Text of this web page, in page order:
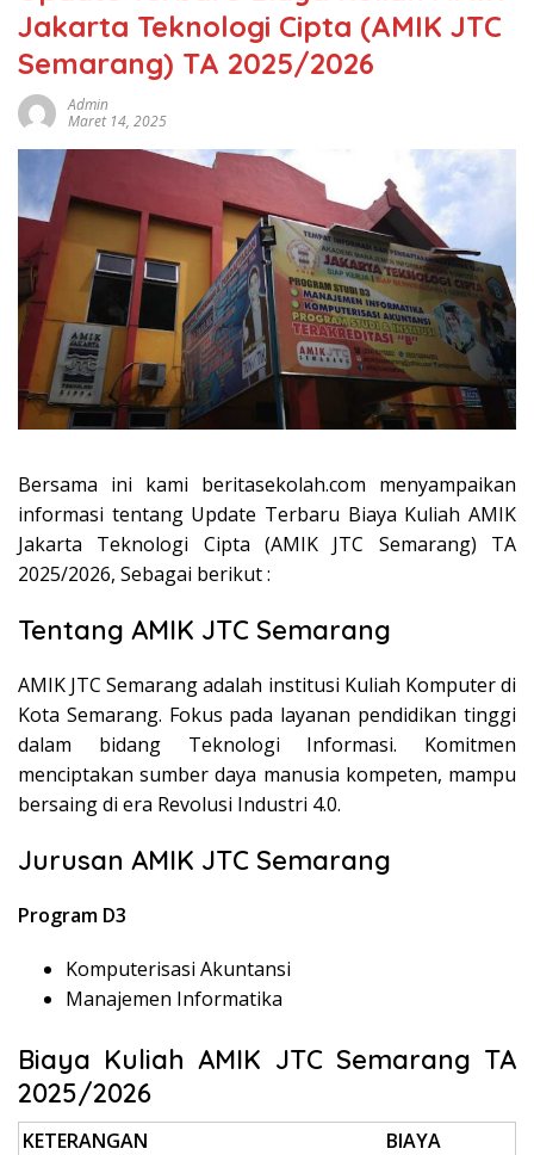
Jakarta Teknologi Cipta (AMIK JTC
Semarang) TA 2025/2026
Admin
Maret 14, 2025
Bersama ini kami beritasekolah.com menyampaikan
informasi tentang Update Terbaru Biaya Kuliah AMIK
Jakarta Teknologi Cipta (AMIK JTC Semarang) TA
2025/2026, Sebagai berikut :
Tentang AMIK JTC Semarang
AMIK JTC Semarang adalah institusi Kuliah Komputer di
Kota Semarang. Fokus pada layanan pendidikan tinggi
dalam bidang Teknologi Informasi. Komitmen
menciptakan sumber daya manusia kompeten, mampu
bersaing di era Revolusi Industri 4.0.
Jurusan AMIK JTC Semarang
Program D3
Komputerisasi Akuntansi
Manajemen Informatika
Biaya Kuliah AMIK JTC Semarang TA
2025/2026
KETERANGAN
BIAYA